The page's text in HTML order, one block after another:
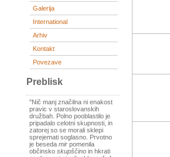
Galerija
International
Arhiv
Kontakt
Povezave
Preblisk
"Nič manj značilna ni enakost
pravic v staroslovanskih
družbah. Polno pooblastilo je
pripadalo celotni skupnosti, in
zatorej so se morali sklepi
sprejemati soglasno. Prvotno
je beseda mir pomenila
občinsko skupščino in hkrati